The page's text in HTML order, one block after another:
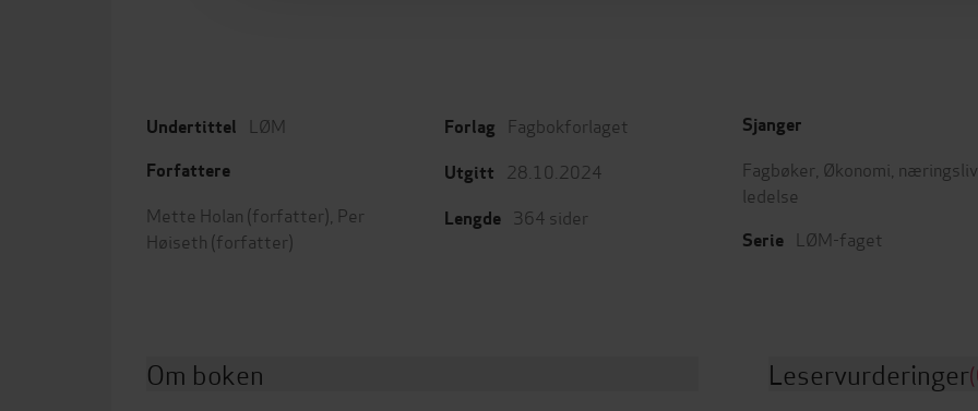
Undertittel LØM
Forfattere
Mette Holan (forfatter), Per
Høiseth (forfatter)
Forlag Fagbokforlaget
Utgitt 28.10.2024
Lengde 364 sider
Sjanger
Fagbøker Økonomi,
ledelse
Serie LØM-faget
Om boken Leservurderinger